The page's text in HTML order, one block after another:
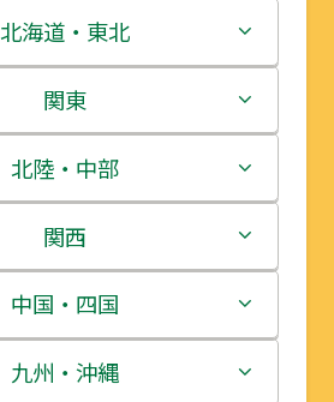
北海道・東北
北海道
青森県
岩手県
宮城県
秋田県
関東
茨城県
栃木県
群馬県
埼玉県
北陸・中部
新潟県
富山県
石川県
関西
三重県
滋賀県
中国・四国
鳥取県
九州・沖縄